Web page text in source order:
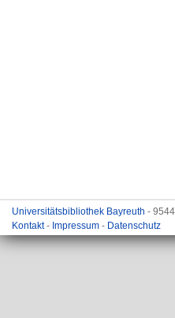
Universitätsbibliothek Bayreuth -
Kontakt- Impressum - Datenschutz